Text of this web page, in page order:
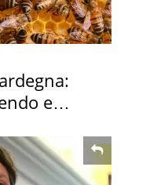
e